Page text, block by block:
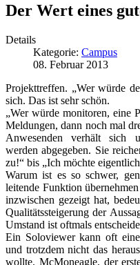
Der Wert eines
Details
Kategorie: Campus
08. Februar 2013
Projekttreffen. „Wer würde
sich. Das ist sehr schön.
„Wer würde monitoren, eine
Meldungen, dann noch mal
Anwesenden verhält sich
werden abgegeben. Sie
zu!“ bis „Ich möchte
Warum ist es so schwer,
leitende Funktion
inzwischen gezeigt hat,
Qualitätssteigerung der
Umstand ist oftmals
Ein Soloviewer kann oft
und trotzdem nicht das
wollte. McMoneagle, der